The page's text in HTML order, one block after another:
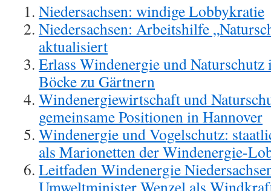
Niedersachsen: windige Lobbykratie
Niedersachsen: Arbeitshilfe
aktualisiert
Erlass Windenergie und Naturschutz
Böcke zu Gärtnern
Windenergiewirtschaft und
gemeinsame Positionen in Hannover
Windenergie und Vogelschutz:
als Marionetten der Windenergie-
Leitfaden Windenergie
Umweltminister Wenzel als